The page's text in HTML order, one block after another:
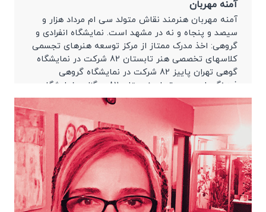
آمنه مهربان
آمنه مهربان هنرمند نقاش متولد سی ام مرداد هزار و
سیصد و پنجاه و نه در مشهد است. نمایشگاه انفرادی و
گروهی: اخذ مدرک ممتاز از مرکز توسعه هنرهای تجسمی
کلاسهای تخصصی هنر تابستان 82 شرکت در نمایشگاه
گوهی تهران پاییز 82 شرکت در نمایشگاه گروهی
فرهنگسرای بهمن تهران زمستان 82 -برگزاری نمایشگاه
تخصصی برای […]